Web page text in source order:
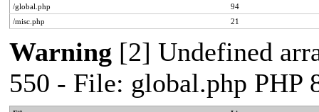
/global.php
94
/misc.php
21
Warning [2] Undefined
550 - File: global.php PHP